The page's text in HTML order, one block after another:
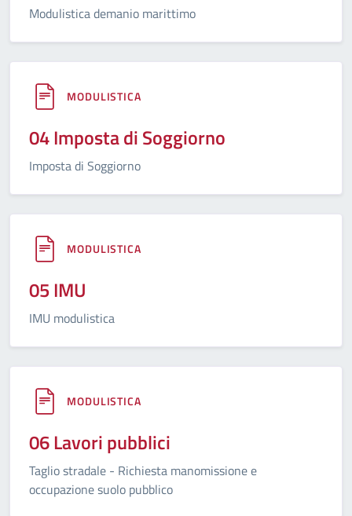
Modulistica demanio marittimo
MODULISTICA
04 Imposta di Soggiorno
Imposta di Soggiorno
MODULISTICA
05 IMU
IMU modulistica
MODULISTICA
06 Lavori pubblici
Taglio stradale - Richiesta manomissione e
occupazione suolo pubblico